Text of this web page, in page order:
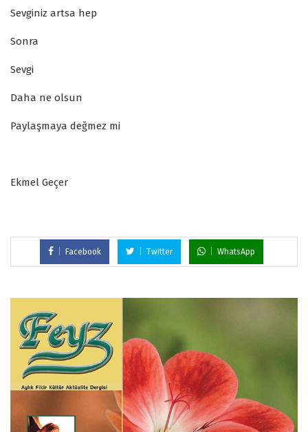
Sevginiz artsa hep
Sonra
Sevgi
Daha ne olsun
Paylaşmaya değmez mi
Ekmel Geçer
Facebook Twitter WhatsApp